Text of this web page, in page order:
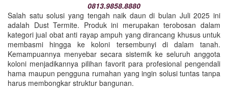
0813.9858.8880
Salah satu solusi yang tengah naik daun di bulan Juli 2025 ini
adalah Dust Termite. Produk ini merupakan terobosan dalam
kategori jual obat anti rayap ampuh yang dirancang khusus untuk
membasmi hingga ke koloni tersembunyi di dalam tanah.
Kemampuannya menyebar secara sistemik ke seluruh anggota
koloni menjadikannya pilihan favorit para profesional pengendali
hama maupun pengguna rumahan yang ingin solusi tuntas tanpa
harus membongkar struktur bangunan.